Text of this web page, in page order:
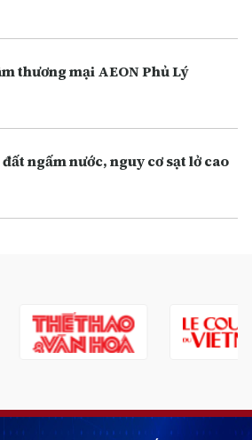
thương mại AEON Phủ Lý
ngấm nước, nguy cơ sạt lở cao